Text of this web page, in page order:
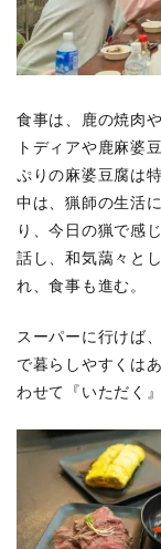
食事は、鹿の焼肉
トディアや鹿麻婆
ぷりの麻婆豆腐は
中は、猟師の生活
り、今日の猟で感
話し、和気藹々と
れ、食事も進む。
スーパーに行けば
で暮らしやすくは
わせて『いただく